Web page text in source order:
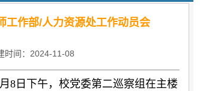
工作部/人力资源处工作动员会
间：2024-11-08
8日下午，校党委第二巡察组在主楼